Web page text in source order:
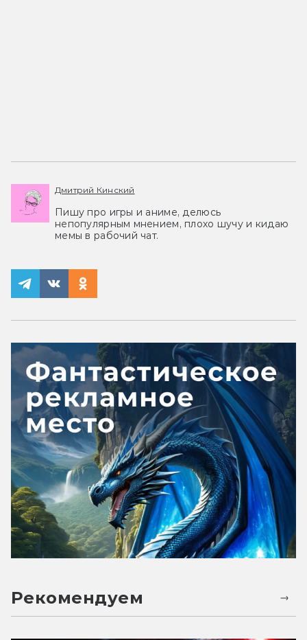
Дмитрий Кинский
Пишу про игры и аниме, делюсь
непопулярным мнением, плохо шучу и кидаю
мемы в рабочий чат.
Рекомендуем